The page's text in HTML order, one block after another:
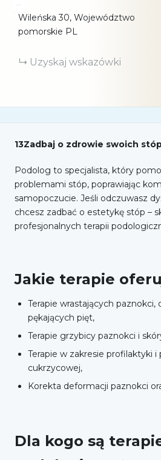
Wileńska 30 Województwo
pomorskie PL
Uzyskaj wskazówki
13Zadbaj o zdrowie swoich
Podolog to specjalista, który
problemami stóp, poprawiając
samopoczucie. Jeśli odczuwasz
chcesz zadbać o estetykę stóp –
profesjonalnych terapii
Jakie terapie
Terapie wrastających paznokci,
pękających pięt,
Terapie grzybicy paznokci i
Terapie w zakresie profilaktyki
cukrzycowej,
Korekta deformacji paznokci
Dla kogo są